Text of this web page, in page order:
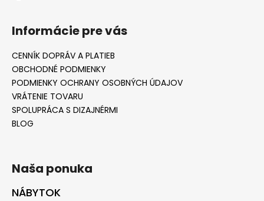
Informácie pre vás
CENNÍK DOPRÁV A PLATIEB
OBCHODNÉ PODMIENKY
PODMIENKY OCHRANY OSOBNÝCH ÚDAJOV
VRÁTENIE TOVARU
SPOLUPRÁCA S DIZAJNÉRMI
BLOG
Naša ponuka
NÁBYTOK